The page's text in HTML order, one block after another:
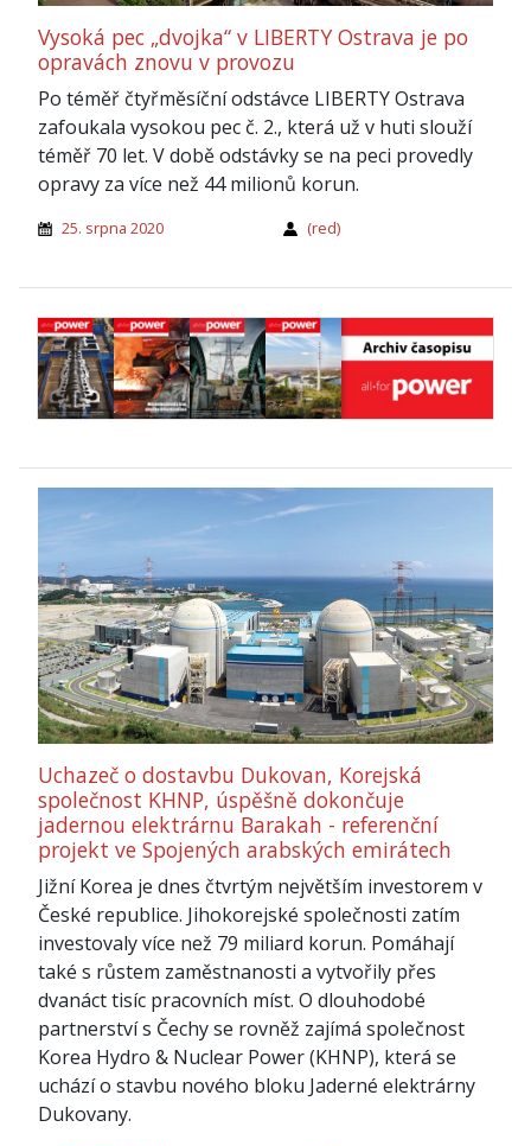
Vysoká pec „dvojka“ v LIBERTY Ostrava je po
opravách znovu v provozu
Po téměř čtyřměsíční odstávce LIBERTY Ostrava
zafoukala vysokou pec č. 2., která už v huti slouží
téměř 70 let. V době odstávky se na peci provedly
opravy za více než 44 milionů korun.
25. srpna 2020 (red)
Uchazeč o dostavbu Dukovan, Korejská
společnost KHNP, úspěšně dokončuje
jadernou elektrárnu Barakah - referenční
projekt ve Spojených arabských emirátech
Jižní Korea je dnes čtvrtým největším investorem v
České republice. Jihokorejské společnosti zatím
investovaly více než 79 miliard korun. Pomáhají
také s růstem zaměstnanosti a vytvořily přes
dvanáct tisíc pracovních míst. O dlouhodobé
partnerství s Čechy se rovněž zajímá společnost
Korea Hydro & Nuclear Power (KHNP), která se
uchází o stavbu nového bloku Jaderné elektrárny
Dukovany.